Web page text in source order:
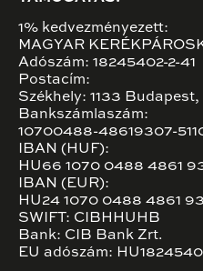
1% kedvezményezett:
MAGYAR
Adószám: 18245402-2-41
Postacím:
Székhely: 1133
Bankszámlaszám:
10700488-48619307-
IBAN (HUF):
HU66 1070 0488 4861
IBAN (EUR):
HU24 1070 0488 4861
SWIFT: CIBHHUHB
Bank: CIB Bank Zrt.
EU adószám: